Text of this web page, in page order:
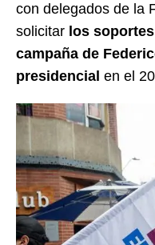
con delegados de la
solicitar los
campaña de
presidencial en el